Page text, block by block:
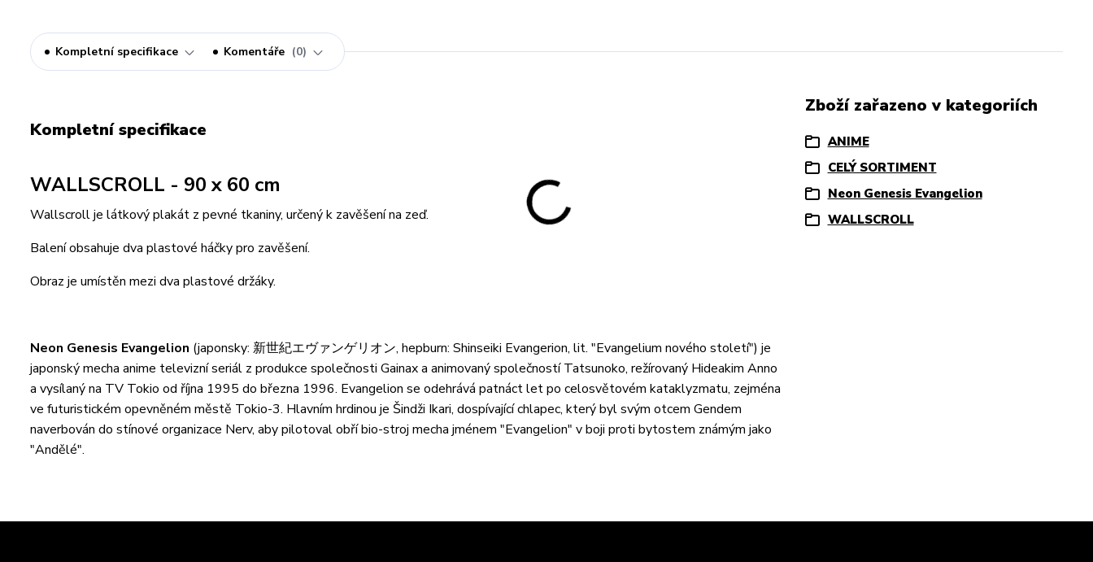
Kompletní specifikace Komentáře 0
Kompletní specifikace
WALLSCROLL - 90 x 60 cm
Wallscroll je látkový plakát z pevné tkaniny, určený k zavěšení na zeď.
Balení obsahuje dva plastové háčky pro zavěšení.
Obraz je umístěn mezi dva plastové držáky.
Neon Genesis Evangelion (japonsky: 新世紀エヴァンゲリオン, hepburn: Shinseiki Evangerion, lit. "Evangelium nového století") je
japonský mecha anime televizní seriál z produkce společnosti Gainax a animovaný společností Tatsunoko, režírovaný Hideakim Anno
a vysílaný na TV Tokio od října 1995 do března 1996. Evangelion se odehrává patnáct let po celosvětovém kataklyzmatu, zejména
ve futuristickém opevněném městě Tokio-3. Hlavním hrdinou je Šindži Ikari, dospívající chlapec, který byl svým otcem Gendem
naverbován do stínové organizace Nerv, aby pilotoval obří bio-stroj mecha jménem "Evangelion" v boji proti bytostem známým jako
"Andělé".
Zboží zařazeno v kategoriích
ANIME
CELÝ SORTIMENT
Neon Genesis Evangelion
WALLSCROLL